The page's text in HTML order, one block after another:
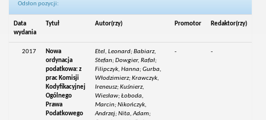
Odsłon pozycji:
Data
wydania
Tytuł Autor(rzy) Promotor Redaktor(rzy)
2017
Nowa
ordynacja
podatkowa: z
prac Komisji
Kodyfikacyjnej
Ogólnego
Prawa
Podatkowego
Etel, Leonard; Babiarz,
Stefan; Dowgier, Rafał;
Filipczyk, Hanna; Gurba,
Włodzimierz; Krawczyk,
Ireneusz; Kuśnierz,
Wiesław; Łoboda,
Marcin; Nikończyk,
Andrzej; Nita, Adam;
- -